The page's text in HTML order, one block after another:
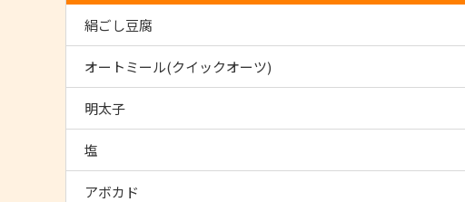
絹ごし豆腐
オートミール(クイックオーツ)
明太子
塩
アボカド